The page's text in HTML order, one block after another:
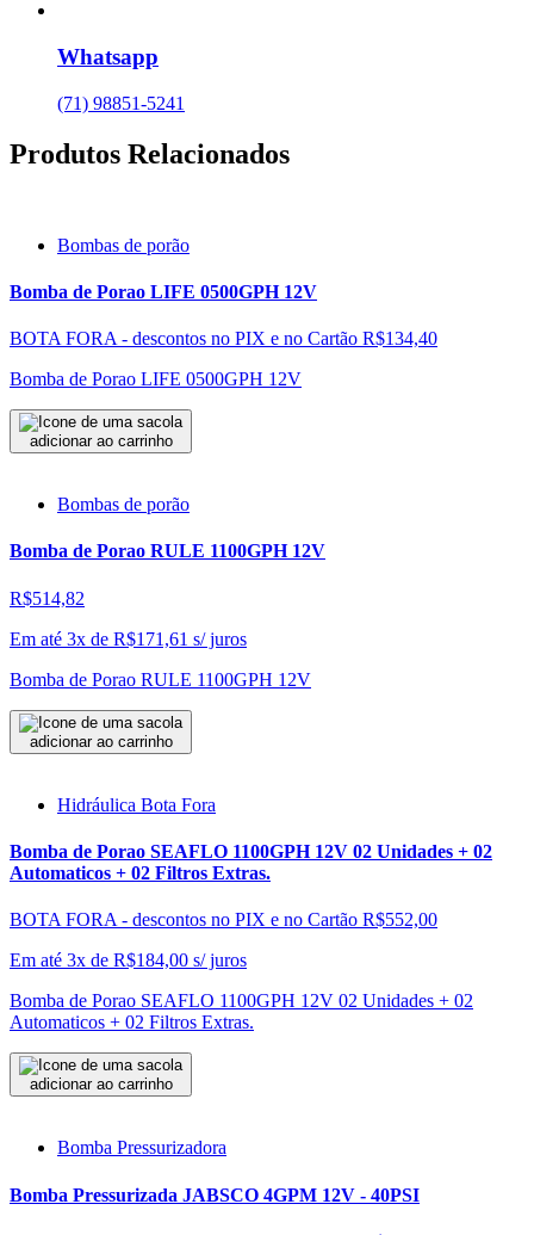
Whatsapp
(71) 98851-5241
Produtos Relacionados
Bombas de porão
Bomba de Porao LIFE 0500GPH 12V
BOTA FORA - descontos no PIX e no Cartão R$134,40
Bomba de Porao LIFE 0500GPH 12V
adicionar ao carrinho
Bombas de porão
Bomba de Porao RULE 1100GPH 12V
R$514,82
Em até 3x de R$171,61 s/ juros
Bomba de Porao RULE 1100GPH 12V
adicionar ao carrinho
Hidráulica Bota Fora
Bomba de Porao SEAFLO 1100GPH 12V 02 Unidades + 02
Automaticos + 02 Filtros Extras.
BOTA FORA - descontos no PIX e no Cartão R$552,00
Em até 3x de R$184,00 s/ juros
Bomba de Porao SEAFLO 1100GPH 12V 02 Unidades + 02
Automaticos + 02 Filtros Extras.
adicionar ao carrinho
Bomba Pressurizadora
Bomba Pressurizada JABSCO 4GPM 12V - 40PSI